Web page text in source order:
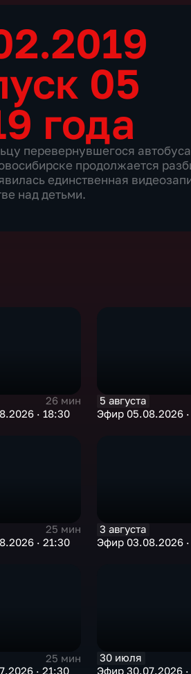
05
года
перевернувшегося
продолжается
единственная
над детьми.
26 мин
· 18:30
5 августа
Эфир 05.08.2026
25 мин
· 21:30
3 августа
Эфир 03.08.2026
25 мин
· 21:30
30 июля
Эфир 30.07.2026 ·